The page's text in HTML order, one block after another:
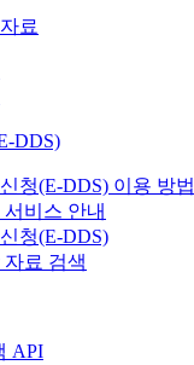
료
DDS)
청(E-DDS) 이용 방법
비스 안내
청(E-DDS)
료 검색
API